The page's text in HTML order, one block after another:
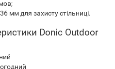
мм для захисту стільниці.
Donic Outdoor